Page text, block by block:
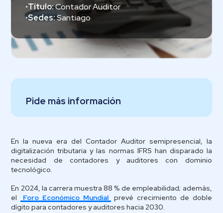
Pide más información
•Título:Contador Auditor
•Sedes:Santiago
En la nueva era del Contador Auditor semipresencial, la
digitalización tributaria y las normas IFRS han disparado la
necesidad de contadores y auditores con dominio
tecnológico.
En 2024, la carrera muestra 88 % de empleabilidad; además,
el
Foro Económico Mundial
prevé crecimiento de doble
dígito para contadores y auditores hacia 2030.